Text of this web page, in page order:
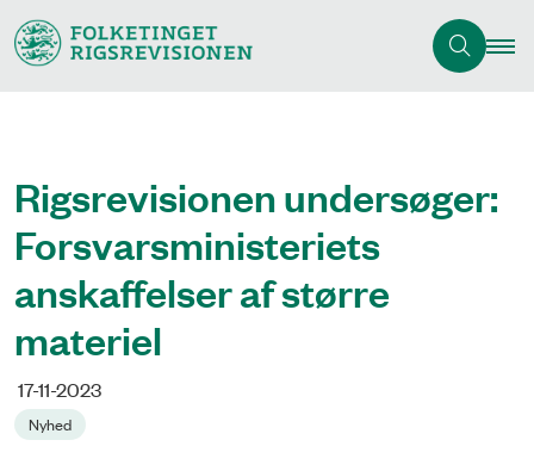
Rigsrevisionen undersøger:
Forsvarsministeriets
anskaffelser af større
materiel
17-11-2023
Nyhed